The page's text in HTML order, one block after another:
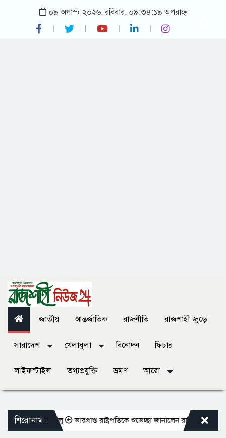
০৯ অগাস্ট ২০২৬, রবিবার, ০৯:৩৪:১৯ অপরাহ্ন
জাতীয় আন্তর্জাতিক রাজনীতি রাজশাহী জুড়ে
সারাদেশ খেলাধুলা বিনোদন ফিচার
লাইফস্টাইল তথ্যপ্রযুক্তি ভ্রমণ আরো
শিরোনাম :
কার্যক্রম চালু ভারপ্রাপ্ত রাষ্ট্রপতিকে শুভেচ্ছা জানালেন রাসিক প্রশাসক